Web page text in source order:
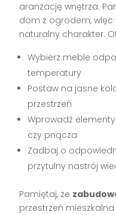
aranżację wnętrza.
dom z ogrodem, więc
naturalny charakter.
Wybierz meble
temperatury
Postaw na jasne
przestrzeń
Wprowadź
czy pnącza
Zadbaj o
przytulny nastrój
Pamiętaj, że
przestrzeń